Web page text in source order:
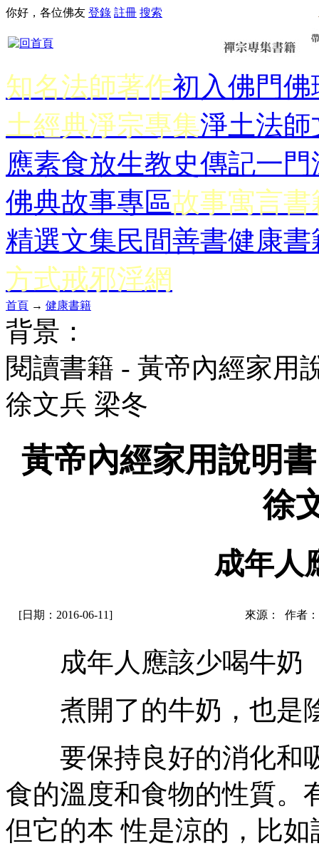
你好，各位佛友 登錄 註冊 搜索
知名法師著作初入佛門佛
土經典淨宗專集淨土法師
應素食放生教史傳記一門
佛典故事專區故事寓言書
精選文集民間善書健康書
方式戒邪淫網
首頁 → 健康書籍
背景：
閱讀書籍 - 黃帝內經家
徐文兵 梁冬
黃帝內經家用說
徐
成年人
[日期：2016-06-11] 來源： 作者
成年人應該少喝牛奶
煮開了的牛奶，也是
要保持良好的消化和
食的溫度和食物的性質。
但它的本 性是涼的，比